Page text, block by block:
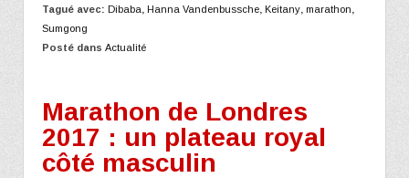
Tagué avec: Dibaba Hanna Vandenbussche Keitany marathon
Sumgong
Posté dans Actualité
Marathon de Londres
2017 : un plateau royal
côté masculin